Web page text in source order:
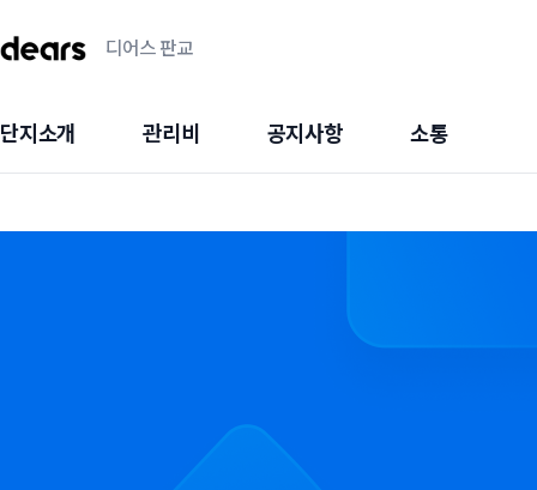
디어스 판교
단지소개 관리비 공지사항 소통